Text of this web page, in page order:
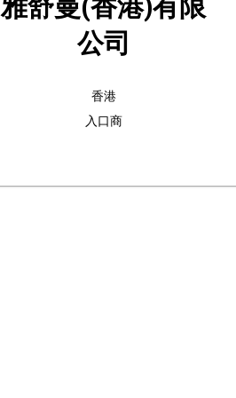
雅舒曼(香港)有限
公司
香港
入口商